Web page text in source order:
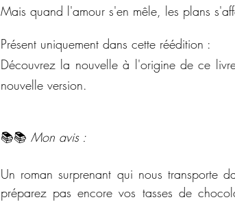
Mais quand l'amour s'en mêle, les plans
Présent uniquement dans cette réédition :
Découvrez la nouvelle à l'origine de ce
nouvelle version.
📚📚 Mon avis :
Un roman surprenant qui nous
préparez pas encore vos tasses de